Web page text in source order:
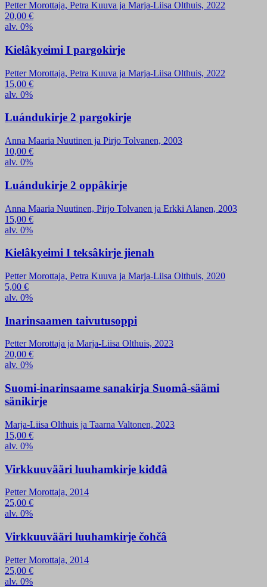
Petter Morottaja, Petra Kuuva ja Marja-Liisa Olthuis, 2022
20,00 €
alv. 0%
Kielâkyeimi I pargokirje
Petter Morottaja, Petra Kuuva ja Marja-Liisa Olthuis, 2022
15,00 €
alv. 0%
Luándukirje 2 pargokirje
Anna Maaria Nuutinen ja Pirjo Tolvanen, 2003
10,00 €
alv. 0%
Luándukirje 2 oppâkirje
Anna Maaria Nuutinen, Pirjo Tolvanen ja Erkki Alanen, 2003
15,00 €
alv. 0%
Kielâkyeimi I teksâkirje jienah
Petter Morottaja, Petra Kuuva ja Marja-Liisa Olthuis, 2020
5,00 €
alv. 0%
Inarinsaamen taivutusoppi
Petter Morottaja ja Marja-Liisa Olthuis, 2023
20,00 €
alv. 0%
Suomi-inarinsaame sanakirja Suomâ-säämi
sänikirje
Marja-Liisa Olthuis ja Taarna Valtonen, 2023
15,00 €
alv. 0%
Virkkuuvääri luuhamkirje kiđđâ
Petter Morottaja, 2014
25,00 €
alv. 0%
Virkkuuvääri luuhamkirje čohčâ
Petter Morottaja, 2014
25,00 €
alv. 0%